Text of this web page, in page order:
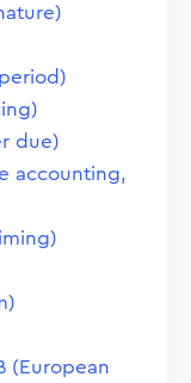
due)
accounting,
(European